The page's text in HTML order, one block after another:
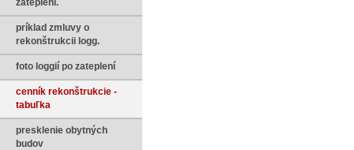
zateplení.
príklad zmluvy o
rekonštrukcii logg.
foto loggií po zateplení
cenník rekonštrukcie -
tabuľka
presklenie obytných
budov